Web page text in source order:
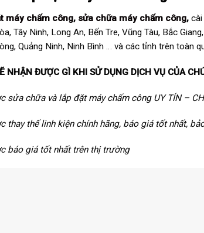
máy chấm công, sửa chữa máy chấm công, cài
Tây Ninh, Long An, Bến Tre, Vũng Tàu, Bắc
Quảng Ninh, Ninh Bình … và các tỉnh trên toàn
NHẬN ĐƯỢC GÌ KHI SỬ DỤNG DỊCH VỤ CỦA
sửa chữa và lắp đặt máy chấm công UY TÍN –
thay thế linh kiện chính hãng, báo giá tốt nhất,
báo giá tốt nhất trên thị trường